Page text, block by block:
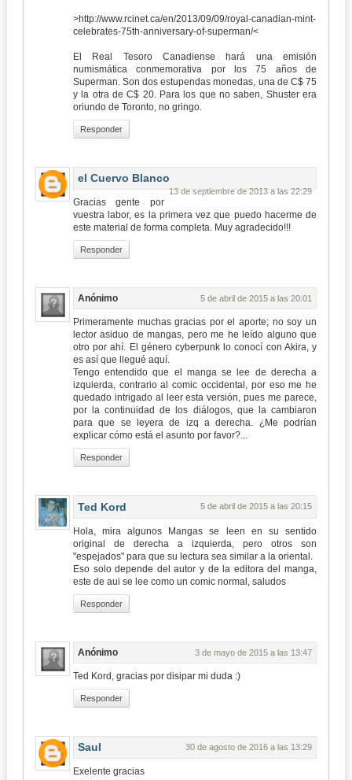
>http://www.rcinet.ca/en/2013/09/09/royal-canadian-mint-
celebrates-75th-anniversary-of-superman/<
El Real Tesoro Canadiense hará una emisión
numismática conmemorativa por los 75 años de
Superman. Son dos estupendas monedas, una de C$ 75
y la otra de C$ 20. Para los que no saben, Shuster era
oriundo de Toronto, no gringo.
Responder
el Cuervo Blanco
13 de septiembre de 2013 a las 22:29
Gracias gente por
vuestra labor, es la primera vez que puedo hacerme de
este material de forma completa. Muy agradecido!!!
Responder
Anónimo 5 de abril de 2015 a las 20:01
Primeramente muchas gracias por el aporte; no soy un
lector asiduo de mangas, pero me he leído alguno que
otro por ahí. El género cyberpunk lo conocí con Akira, y
es así que llegué aquí.
Tengo entendido que el manga se lee de derecha a
izquierda, contrario al comic occidental, por eso me he
quedado intrigado al leer esta versión, pues me parece,
por la continuidad de los diálogos, que la cambiaron
para que se leyera de izq a derecha. ¿Me podrían
explicar cómo está el asunto por favor?...
Responder
Ted Kord 5 de abril de 2015 a las 20:15
Hola, mira algunos Mangas se leen en su sentido
original de derecha a izquierda, pero otros son
"espejados" para que su lectura sea similar a la oriental.
Eso solo depende del autor y de la editora del manga,
este de aui se lee como un comic normal, saludos
Responder
Anónimo 3 de mayo de 2015 a las 13:47
Ted Kord, gracias por disipar mi duda :)
Responder
Saul 30 de agosto de 2016 a las 13:29
Exelente gracias